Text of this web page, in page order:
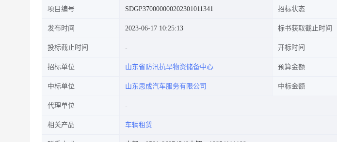
项目编号 SDGP370000000202301011341 招标状态
发布时间 2023-06-17 10:25:13 标书获取截止时间
投标截止时间 开标时间
招标单位 山东省防汛抗旱物资储备中心 预算金额
中标单位 山东思成汽车服务有限公司 中标金额
代理单位
相关产品 车辆租赁